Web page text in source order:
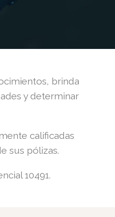
brinda
y determinar
calificadas
sus pólizas.
10491.